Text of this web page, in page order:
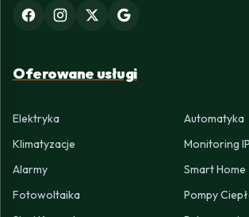
Oferowane usługi
Elektryka
Automatyka
Klimatyzacje
Monitoring IP
Alarmy
Smart Home
Fotowoltaika
Pompy